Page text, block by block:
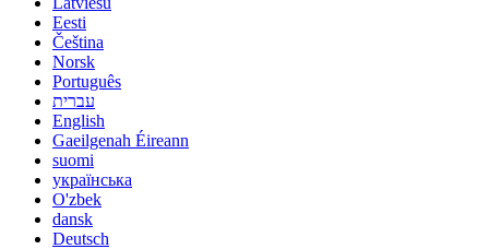
Eesti
Čeština
Norsk
Português
עברית
English
Gaeilgenah Éireann
suomi
українська
O'zbek
dansk
Deutsch